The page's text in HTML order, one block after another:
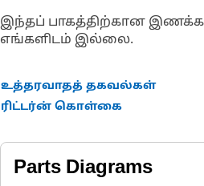
இந்தப் பாகத்திற்கான
எங்களிடம் இல்லை.
உத்தரவாதத் தகவல்கள்
ரிட்டர்ன் கொள்கை
Parts Diagrams